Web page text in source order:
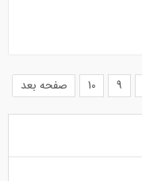
9
10 صفحه بعد